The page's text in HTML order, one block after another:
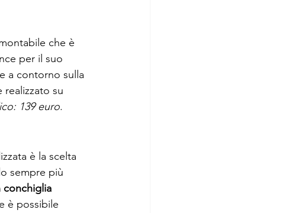
che è
per il suo
a contorno sulla
realizzato su
139 euro.
è la scelta
sempre più
conchiglia
è possibile